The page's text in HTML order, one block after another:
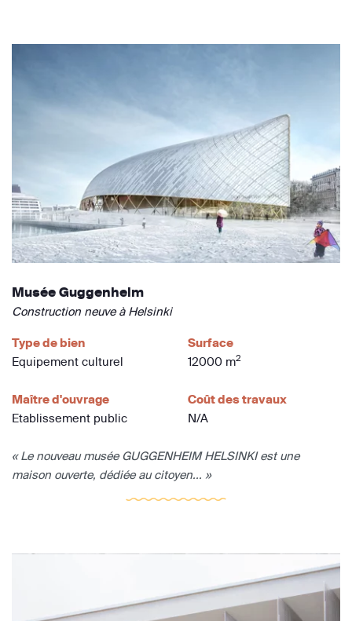
Musée Guggenheim
Construction neuve à Helsinki
Type de bien
Equipement culturel
Surface
12000 m2
Maître d'ouvrage
Etablissement public
Coût des travaux
N/A
« Le nouveau musée GUGGENHEIM HELSINKI est une
maison ouverte, dédiée au citoyen... »